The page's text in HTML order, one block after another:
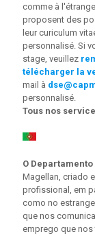
comme à
proposent des
leur curiculum
personnalisé. Si
stage, veuillez
télécharger la
mail à
personnalisé.
Tous nos
O Departamento
Magellan, criado
profissional, em
como no
que nos
emprego que